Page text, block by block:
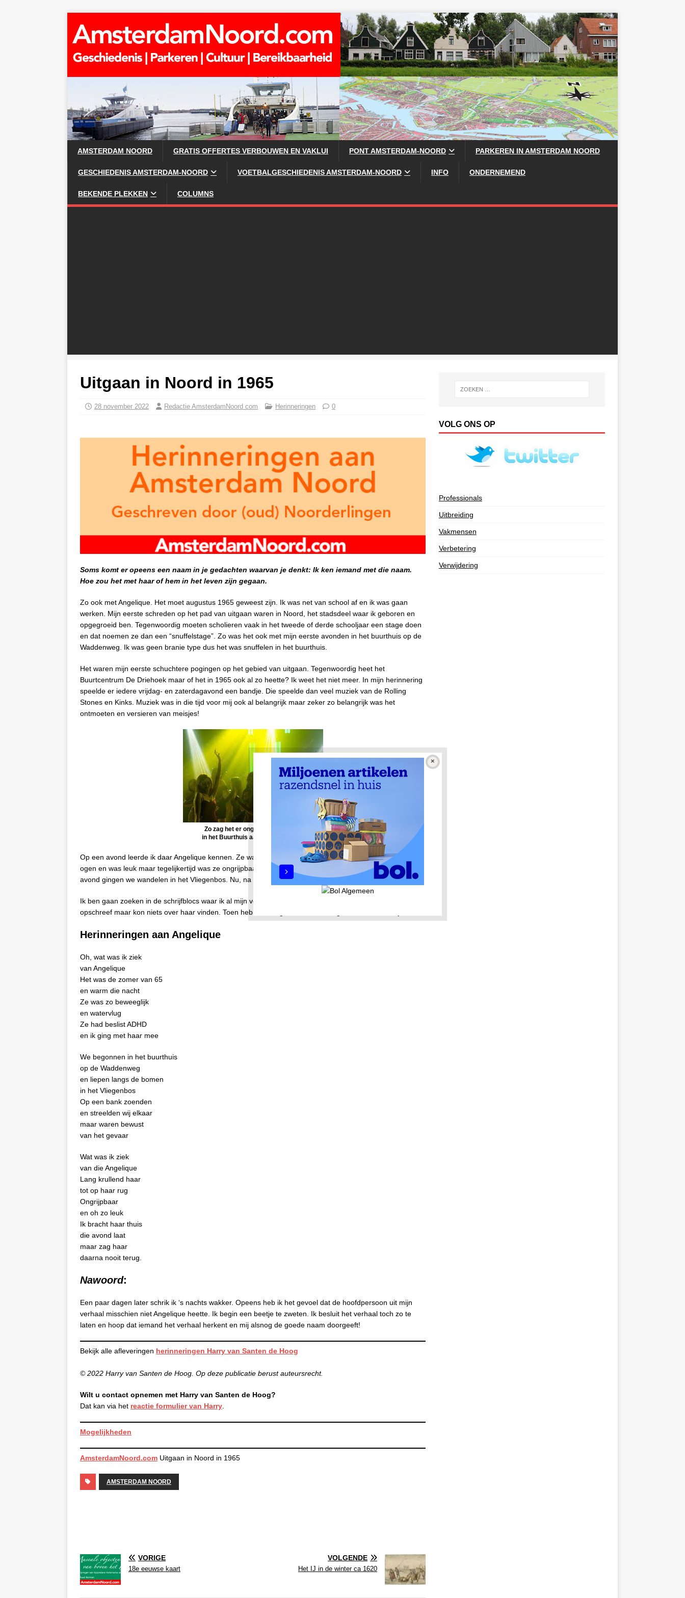
AMSTERDAM NOORD GRATIS OFFERTES VERBOUWEN EN VAKLUI PONT AMSTERDAM-NOORD PARKEREN IN AMSTERDAM NOORD
GESCHIEDENIS AMSTERDAM-NOORD VOETBALGESCHIEDENIS AMSTERDAM-NOORD INFO ONDERNEMEND
BEKENDE PLEKKEN COLUMNS
Uitgaan in Noord in 1965
28 november 2022 Redactie AmsterdamNoord com Herinneringen 0
Soms komt er opeens een naam in je gedachten waarvan je denkt: Ik ken iemand met die naam.
Hoe zou het met haar of hem in het leven zijn gegaan.
Zo ook met Angelique. Het moet augustus 1965 geweest zijn. Ik was net van school af en ik was gaan
werken. Mijn eerste schreden op het pad van uitgaan waren in Noord, het stadsdeel waar ik geboren en
opgegroeid ben. Tegenwoordig moeten scholieren vaak in het tweede of derde schooljaar een stage doen
en dat noemen ze dan een “snuffelstage”. Zo was het ook met mijn eerste avonden in het buurthuis op de
Waddenweg. Ik was geen branie type dus het was snuffelen in het buurthuis.
Het waren mijn eerste schuchtere pogingen op het gebied van uitgaan. Tegenwoordig heet het
Buurtcentrum De Driehoek maar of het in 1965 ook al zo heette? Ik weet het niet meer. In mijn herinnering
speelde er iedere vrijdag- en zaterdagavond een bandje. Die speelde dan veel muziek van de Rolling
Stones en Kinks. Muziek was in die tijd voor mij ook al belangrijk maar zeker zo belangrijk was het
ontmoeten en versieren van meisjes!
Zo zag het er ongeveer uit in 1965
in het Buurthuis aan de Waddendijk
Op een avond leerde ik daar Angelique kennen. Ze was slank en had donkerblonde krullen. Ze had guitige
ogen en was leuk maar tegelijkertijd was ze ongrijpbaar en onpeilbaar. Ik wist niet wat ik aan haar had. Die
avond gingen we wandelen in het Vliegenbos. Nu, na al die jaren kwam ze opeens in mijn gedachten.
Ik ben gaan zoeken in de schrijfblocs waar ik al mijn verhalen, mijn gedachten en gedichten in die tijd
opschreef maar kon niets over haar vinden. Toen heb ik alsnog besloten het volgende vers te schrijven:
Herinneringen aan Angelique
Oh, wat was ik ziek
van Angelique
Het was de zomer van 65
en warm die nacht
Ze was zo beweeglijk
en watervlug
Ze had beslist ADHD
en ik ging met haar mee
We begonnen in het buurthuis
op de Waddenweg
en liepen langs de bomen
in het Vliegenbos
Op een bank zoenden
en streelden wij elkaar
maar waren bewust
van het gevaar
Wat was ik ziek
van die Angelique
Lang krullend haar
tot op haar rug
Ongrijpbaar
en oh zo leuk
Ik bracht haar thuis
die avond laat
maar zag haar
daarna nooit terug.
Nawoord:
Een paar dagen later schrik ik ‘s nachts wakker. Opeens heb ik het gevoel dat de hoofdpersoon uit mijn
verhaal misschien niet Angelique heette. Ik begin een beetje te zweten. Ik besluit het verhaal toch zo te
laten en hoop dat iemand het verhaal herkent en mij alsnog de goede naam doorgeeft!
Bekijk alle afleveringen herinneringen Harry van Santen de Hoog
© 2022 Harry van Santen de Hoog. Op deze publicatie berust auteursrecht.
Wilt u contact opnemen met Harry van Santen de Hoog?
Dat kan via het reactie formulier van Harry
Mogelijkheden
AmsterdamNoord.com Uitgaan in Noord in 1965
AMSTERDAM NOORD
VORIGE
18e eeuwse kaart
VOLGENDE
Het IJ in de winter ca 1620
VOLG ONS OP
Professionals
Uitbreiding
Vakmensen
Verbetering
Verwijdering